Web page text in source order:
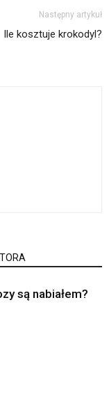
Następny artykuł
Ile kosztuje krokodyl?
są nabiałem?